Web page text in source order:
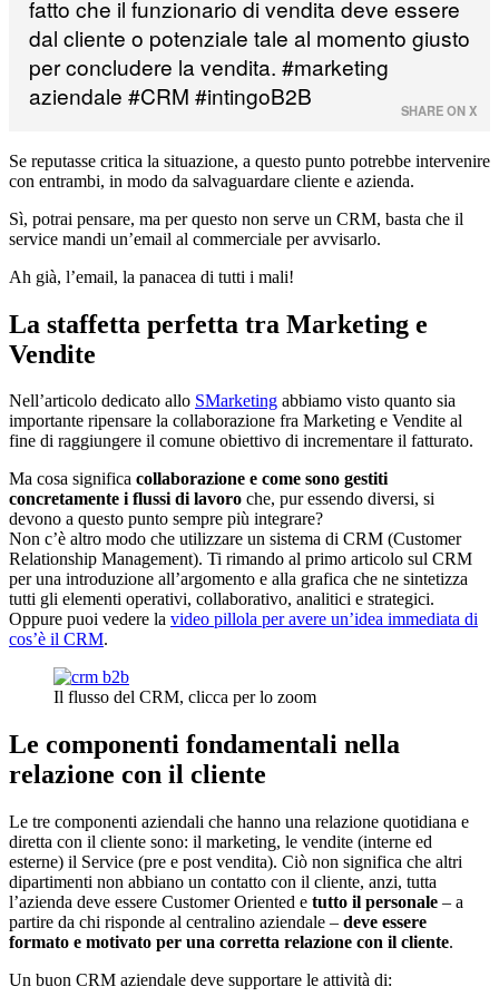
fatto che il funzionario di vendita deve essere
dal cliente o potenziale tale al momento giusto
per concludere la vendita. #marketing
aziendale #CRM #intingoB2B
SHARE ON X
Se reputasse critica la situazione, a questo punto potrebbe intervenire
con entrambi, in modo da salvaguardare cliente e azienda.
Sì, potrai pensare, ma per questo non serve un CRM, basta che il
service mandi un’email al commerciale per avvisarlo.
Ah già, l’email, la panacea di tutti i mali!
La staffetta perfetta tra Marketing e
Vendite
Nell’articolo dedicato allo SMarketing abbiamo visto quanto sia
importante ripensare la collaborazione fra Marketing e Vendite al
fine di raggiungere il comune obiettivo di incrementare il fatturato.
Ma cosa significa collaborazione e come sono gestiti
concretamente i flussi di lavoro che, pur essendo diversi, si
devono a questo punto sempre più integrare?
Non c’è altro modo che utilizzare un sistema di CRM (Customer
Relationship Management). Ti rimando al primo articolo sul CRM
per una introduzione all’argomento e alla grafica che ne sintetizza
tutti gli elementi operativi, collaborativo, analitici e strategici.
Oppure puoi vedere la video pillola per avere un’idea immediata di
cos’è il CRM.
Il flusso del CRM, clicca per lo zoom
Le componenti fondamentali nella
relazione con il cliente
Le tre componenti aziendali che hanno una relazione quotidiana e
diretta con il cliente sono: il marketing, le vendite (interne ed
esterne) il Service (pre e post vendita). Ciò non significa che altri
dipartimenti non abbiano un contatto con il cliente, anzi, tutta
l’azienda deve essere Customer Oriented e tutto il personale – a
partire da chi risponde al centralino aziendale – deve essere
formato e motivato per una corretta relazione con il cliente.
Un buon CRM aziendale deve supportare le attività di: